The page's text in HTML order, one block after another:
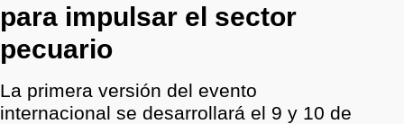
para impulsar el sector
pecuario
La primera versión del evento
internacional se desarrollará el 9 y 10 de